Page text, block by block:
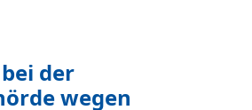
der
wegen